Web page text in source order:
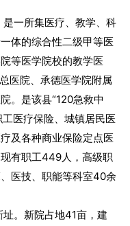
一所集医疗、教学、科
体的综合性二级甲等医
等医学院校的教学医
医院、承德医学院附属
。是该县“120急救中
医疗保险、城镇居民医
及各种商业保险定点医
有职工449人，高级职
医技、职能等科室40余
。新院占地41亩，建